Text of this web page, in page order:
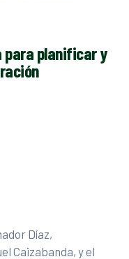
para planificar y
Díaz,
Caizabanda, y el